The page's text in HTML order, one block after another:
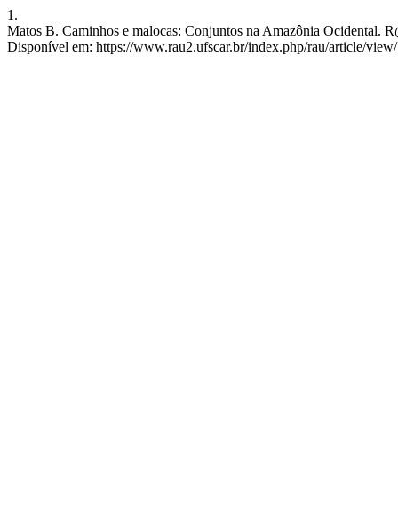
1.
Matos B. Caminhos e malocas: Conjuntos na Amazônia Ocidental.
Disponível em: https://www.rau2.ufscar.br/index.php/rau/article/